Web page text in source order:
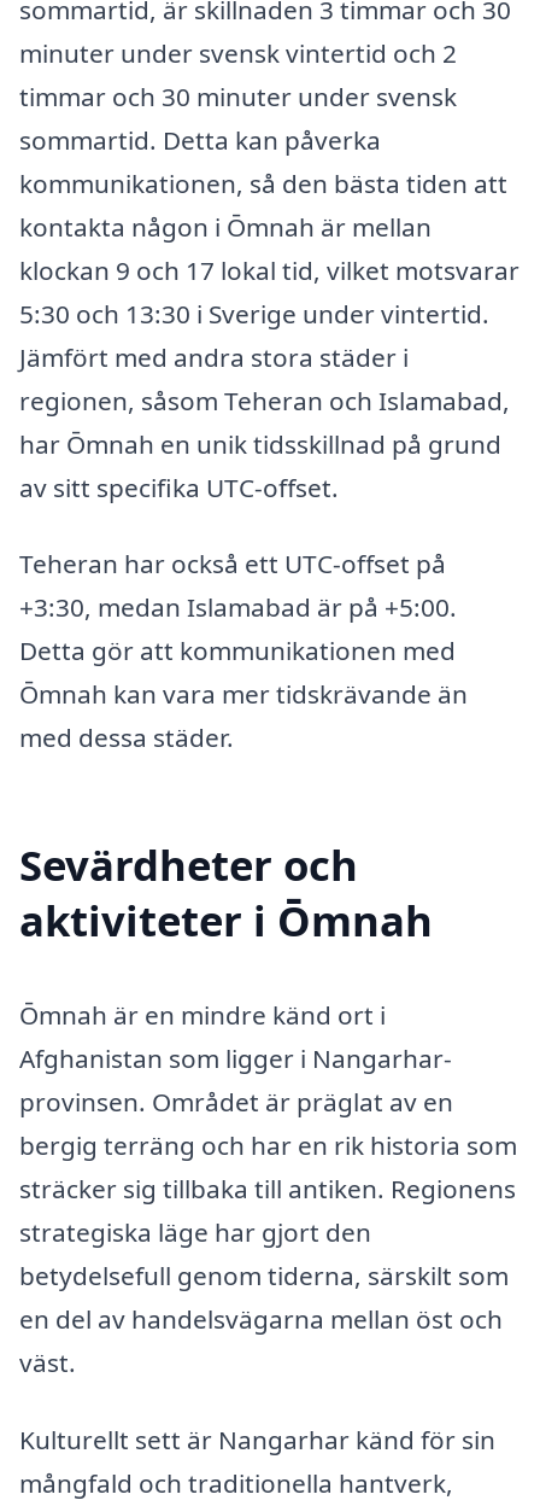
sommartid, är skillnaden 3 timmar och 30
minuter under svensk vintertid och 2
timmar och 30 minuter under svensk
sommartid. Detta kan påverka
kommunikationen, så den bästa tiden att
kontakta någon i Ōmnah är mellan
klockan 9 och 17 lokal tid, vilket motsvarar
5:30 och 13:30 i Sverige under vintertid.
Jämfört med andra stora städer i
regionen, såsom Teheran och Islamabad,
har Ōmnah en unik tidsskillnad på grund
av sitt specifika UTC-offset.
Teheran har också ett UTC-offset på
+3:30, medan Islamabad är på +5:00.
Detta gör att kommunikationen med
Ōmnah kan vara mer tidskrävande än
med dessa städer.
Sevärdheter och
aktiviteter i Ōmnah
Ōmnah är en mindre känd ort i
Afghanistan som ligger i Nangarhar-
provinsen. Området är präglat av en
bergig terräng och har en rik historia som
sträcker sig tillbaka till antiken. Regionens
strategiska läge har gjort den
betydelsefull genom tiderna, särskilt som
en del av handelsvägarna mellan öst och
väst.
Kulturellt sett är Nangarhar känd för sin
mångfald och traditionella hantverk,